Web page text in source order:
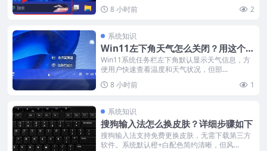
8 小时前
2
系统知识
Win11左下角天气怎么关闭？用这个方
法，30秒搞定
Win11系统任务栏左下角默认显示天气信息，方
便用户快速查看温度和天气状况，但部...
8 小时前
1
系统知识
搜狗输入法怎么换皮肤？详细步骤如下
搜狗输入法支持免费更换皮肤，无需下载第三方
软件。系统默认橙+白配色简约清晰，但风...